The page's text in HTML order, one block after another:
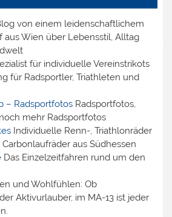
von einem leidenschaftlichem
aus Wien über Lebensstil, Alltag
für individuelle Vereinstrikots
für Radsportler, Triathleten und
– RadsportfotosRadsportfotos,
mehr Radsportfotos
Individuelle Renn-, Triathlonräder
aus Südhessen
Das Einzelzeitfahren rund um den
und Wohlfühlen: Ob
Aktivurlauber, im MA-13 ist jeder